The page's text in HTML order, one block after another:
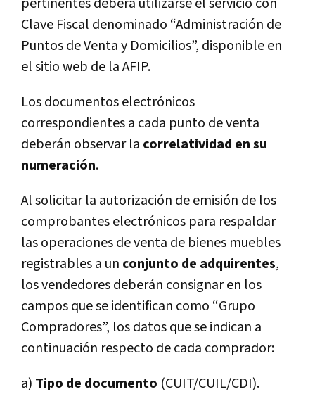
pertinentes deberá utilizarse el servicio con
Clave Fiscal denominado “Administración de
Puntos de Venta y Domicilios”, disponible en
el sitio web de la AFIP.
Los documentos electrónicos
correspondientes a cada punto de venta
deberán observar la correlatividad en su
numeración.
Al solicitar la autorización de emisión de los
comprobantes electrónicos para respaldar
las operaciones de venta de bienes muebles
registrables a un conjunto de adquirentes,
los vendedores deberán consignar en los
campos que se identifican como “Grupo
Compradores”, los datos que se indican a
continuación respecto de cada comprador:
a) Tipo de documento (CUIT/CUIL/CDI).